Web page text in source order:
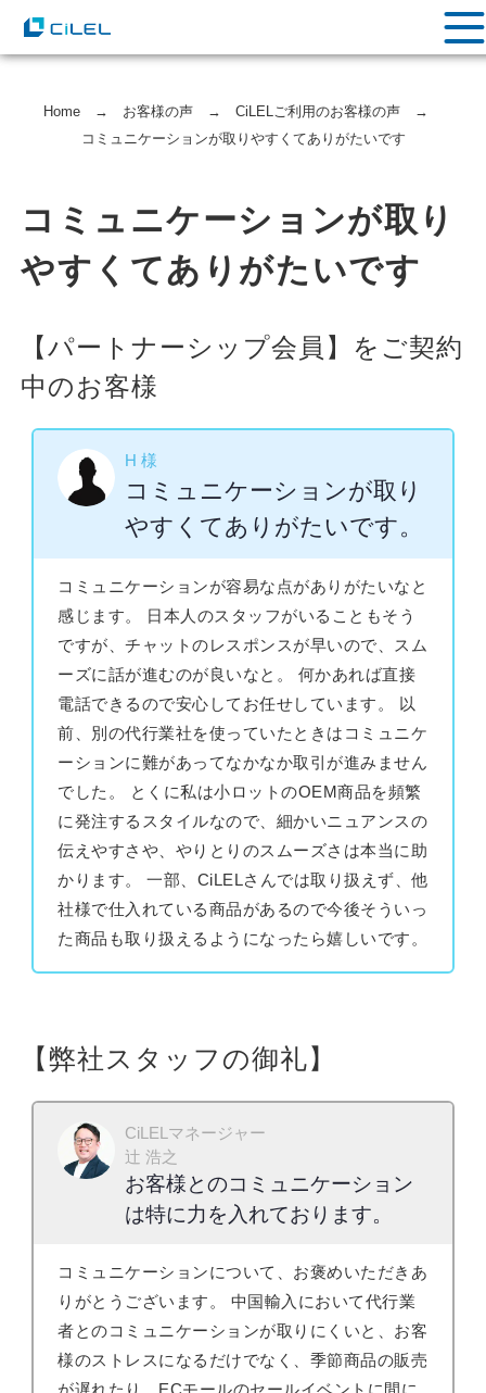
Home → お客様の声 → CiLELご利用のお客様の声 →
コミュニケーションが取りやすくてありがたいです
コミュニケーションが取り
やすくてありがたいです
【パートナーシップ会員】をご契約
中のお客様
H 様
コミュニケーションが取り
やすくてありがたいです。
コミュニケーションが容易な点がありがたいなと
感じます。 日本人のスタッフがいることもそう
ですが、チャットのレスポンスが早いので、スム
ーズに話が進むのが良いなと。 何かあれば直接
電話できるので安心してお任せしています。 以
前、別の代行業社を使っていたときはコミュニケ
ーションに難があってなかなか取引が進みません
でした。 とくに私は小ロットのOEM商品を頻繁
に発注するスタイルなので、細かいニュアンスの
伝えやすさや、やりとりのスムーズさは本当に助
かります。 一部、CiLELさんでは取り扱えず、他
社様で仕入れている商品があるので今後そういっ
た商品も取り扱えるようになったら嬉しいです。
【弊社スタッフの御礼】
CiLELマネージャー
辻 浩之
お客様とのコミュニケーション
は特に力を入れております。
コミュニケーションについて、お褒めいただきあ
りがとうございます。 中国輸入において代行業
者とのコミュニケーションが取りにくいと、お客
様のストレスになるだけでなく、季節商品の販売
が遅れたり、ECモールのセールイベントに間に